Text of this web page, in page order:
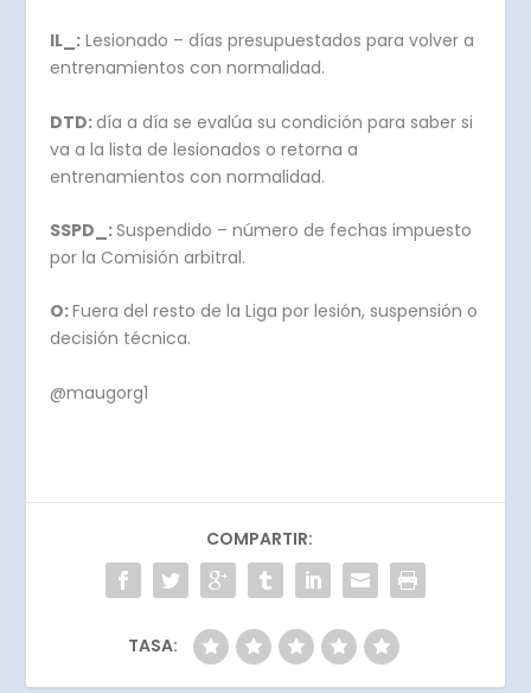
IL_: Lesionado – días presupuestados para volver a
entrenamientos con normalidad.
DTD:día a día se evalúa su condición para saber si
va a la lista de lesionados o retorna a
entrenamientos con normalidad.
SSPD_:Suspendido – número de fechas impuesto
por la Comisión arbitral.
O:Fuera del resto de la Liga por lesión, suspensión o
decisión técnica.
@maugorg1
COMPARTIR:
TASA: